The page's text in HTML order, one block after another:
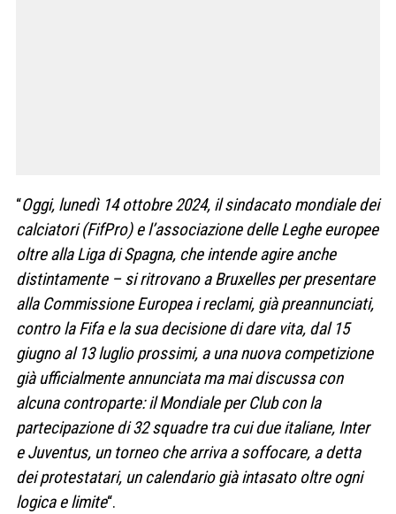
“Oggi, lunedì 14 ottobre 2024, il sindacato mondiale dei
calciatori (FifPro) e l’associazione delle Leghe europee
oltre alla Liga di Spagna, che intende agire anche
distintamente – si ritrovano a Bruxelles per presentare
alla Commissione Europea i reclami, già preannunciati,
contro la Fifa e la sua decisione di dare vita, dal 15
giugno al 13 luglio prossimi, a una nuova competizione
già ufficialmente annunciata ma mai discussa con
alcuna controparte: il Mondiale per Club con la
partecipazione di 32 squadre tra cui due italiane, Inter
e Juventus, un torneo che arriva a soffocare, a detta
dei protestatari, un calendario già intasato oltre ogni
logica e limite“.